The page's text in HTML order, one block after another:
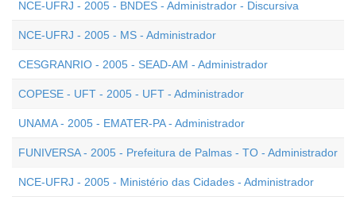
NCE-UFRJ - 2005 - BNDES - Administrador - Discursiva
NCE-UFRJ - 2005 - MS - Administrador
CESGRANRIO - 2005 - SEAD-AM - Administrador
COPESE - UFT - 2005 - UFT - Administrador
UNAMA - 2005 - EMATER-PA - Administrador
FUNIVERSA - 2005 - Prefeitura de Palmas - TO - Administrador
NCE-UFRJ - 2005 - Ministério das Cidades - Administrador